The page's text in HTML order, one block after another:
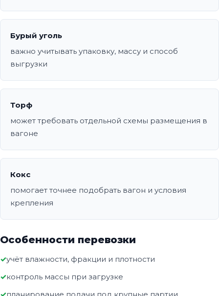
Бурый уголь
важно учитывать упаковку, массу и способ
выгрузки
Торф
может требовать отдельной схемы размещения в
вагоне
Кокс
помогает точнее подобрать вагон и условия
крепления
Особенности перевозки
учёт влажности, фракции и плотности
контроль массы при загрузке